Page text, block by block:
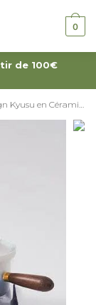
0
de 100€
en Céramique